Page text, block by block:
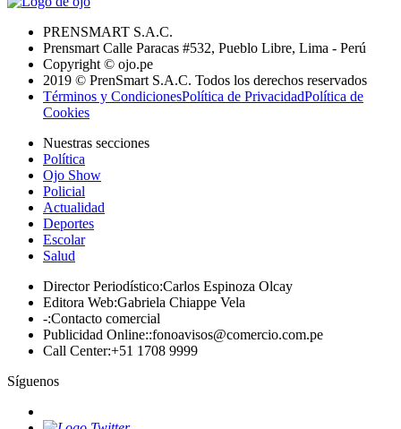
PRENSMART S.A.C.
Prensmart Calle Paracas #532, Pueblo Libre, Lima - Perú
Copyright © ojo.pe
2019 © PrenSmart S.A.C. Todos los derechos reservados
Términos y CondicionesPolítica de PrivacidadPolítica de
Cookies
Nuestras secciones
Política
Ojo Show
Policial
Actualidad
Deportes
Escolar
Salud
Director Periodístico:Carlos Espinoza Olcay
Editora Web:Gabriela Chiappe Vela
-:Contacto comercial
Publicidad Online::fonoavisos@comercio.com.pe
Call Center:+51 1708 9999
Síguenos